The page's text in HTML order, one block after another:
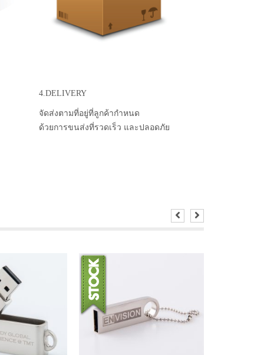
4.DELIVERY
จัดส่งตามที่อยู่ที่ลูกค้ากำหนด
ด้วยการขนส่งที่รวดเร็ว และปลอดภัย